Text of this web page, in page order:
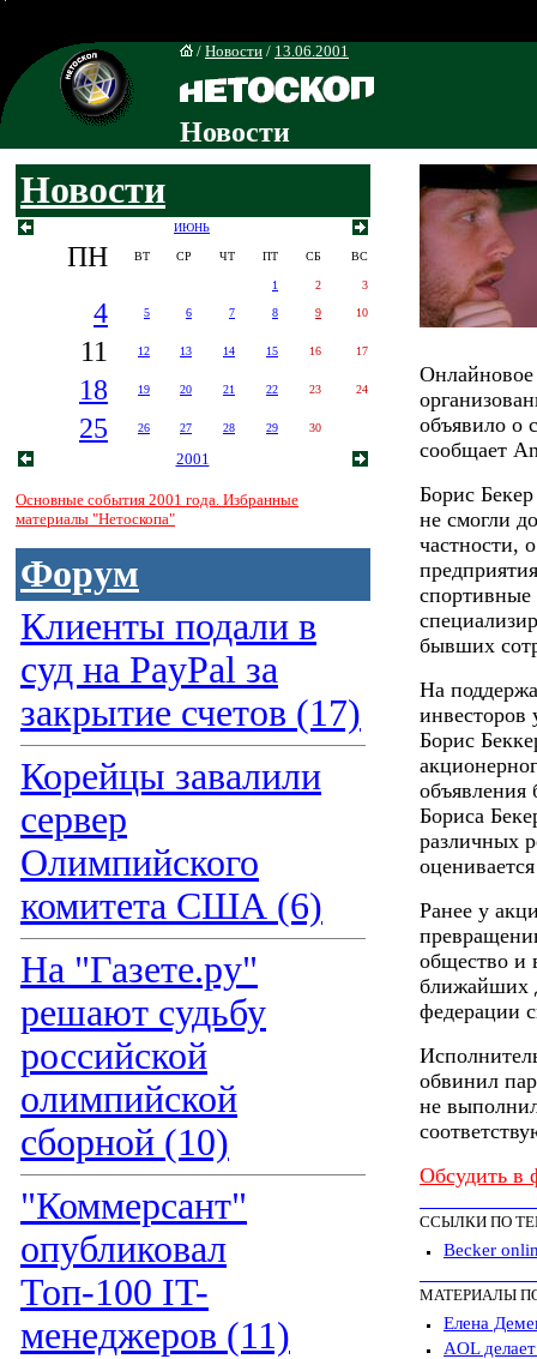
/ Новости / 13.06.2001
Новости
Новости
ИЮНЬ
ПН ВТ СР ЧТ ПТ СБ ВС
1 2 3
4 5 6 7 8 9 10
11 12 13 14 15 16 17
18 19 20 21 22 23 24
25 26 27 28 29 30
2001
Основные события 2001 года. Избранные
материалы "Нетоскопа"
Форум
Клиенты подали в
суд на PayPal за
закрытие счетов (17)
Корейцы завалили
сервер
Олимпийского
комитета США (6)
На "Газете.ру"
решают судьбу
российской
олимпийской
сборной (10)
"Коммерсант"
опубликовал
Топ-100 IT-
менеджеров (11)
Онлайновое
объявило о
сообщает
Борис
не смогли
частности,
спортивные
бывших
На
инвесторов
Борис
объявления
Бориса
различных
Ранее у
общество и
ближайших
федерации
обвинил
не
Обсудить в
ССЫЛКИ ПО
Becker
МАТЕРИАЛЫ
Елена
AOL